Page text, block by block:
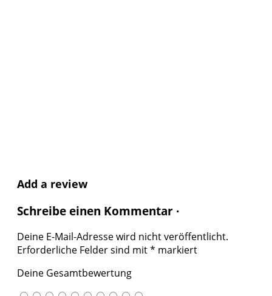
Add a review
Schreibe einen Kommentar ·
Deine E-Mail-Adresse wird nicht veröffentlicht.
Erforderliche Felder sind mit* markiert
Deine Gesamtbewertung